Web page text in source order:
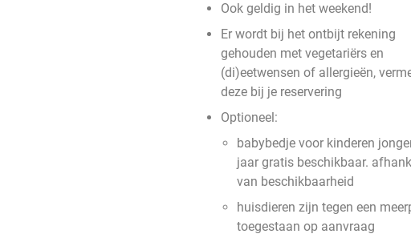
Ook geldig in het weekend!
Er wordt bij het ontbijt rekening
gehouden met vegetariërs en
(di)eetwensen of allergieën,
deze bij je reservering
Optioneel:
babybedje voor kinderen
jaar gratis beschikbaar.
van beschikbaarheid
huisdieren zijn tegen een
toegestaan op aanvraag